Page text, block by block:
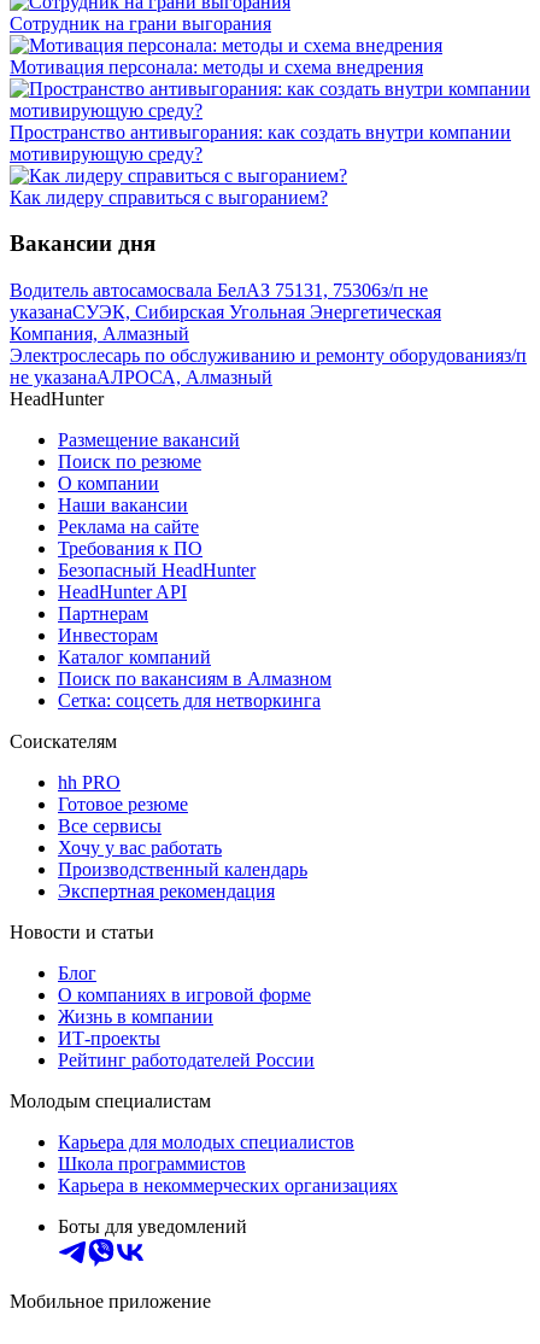
Сотрудник на грани выгорания
Мотивация персонала: методы и схема внедрения
Пространство антивыгорания: как создать внутри компании
мотивирующую среду?
Как лидеру справиться с выгоранием?
Вакансии дня
Водитель автосамосвала БелАЗ 75131, 75306з/п не
указанаСУЭК, Сибирская Угольная Энергетическая
Компания, Алмазный
Электрослесарь по обслуживанию и ремонту оборудованияз/п
не указанаАЛРОСА, Алмазный
HeadHunter
Размещение вакансий
Поиск по резюме
О компании
Наши вакансии
Реклама на сайте
Требования к ПО
Безопасный HeadHunter
HeadHunter API
Партнерам
Инвесторам
Каталог компаний
Поиск по вакансиям в Алмазном
Сетка: соцсеть для нетворкинга
Соискателям
hh PRO
Готовое резюме
Все сервисы
Хочу у вас работать
Производственный календарь
Экспертная рекомендация
Новости и статьи
Блог
О компаниях в игровой форме
Жизнь в компании
ИТ-проекты
Рейтинг работодателей России
Молодым специалистам
Карьера для молодых специалистов
Школа программистов
Карьера в некоммерческих организациях
Боты для уведомлений
Мобильное приложение